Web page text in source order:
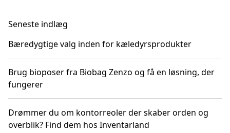
Seneste indlæg
Bæredygtige valg inden for kæledyrsprodukter
Brug bioposer fra Biobag Zenzo og få en løsning, der
fungerer
Drømmer du om kontorreoler der skaber orden og
overblik? Find dem hos Inventarland